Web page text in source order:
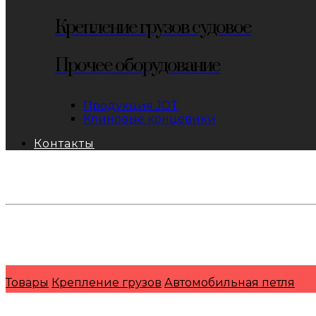
Крепление грузов судовое
Прочее оборудование
Продукция JDT
Клиновые концевики
Контакты
Товары Крепление грузов Автомобильная петля